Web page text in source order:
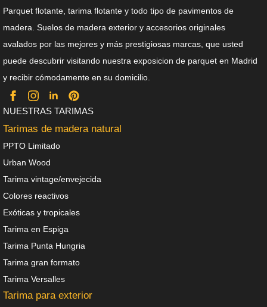
Parquet flotante, tarima flotante y todo tipo de pavimentos de
madera. Suelos de madera exterior y accesorios originales
avalados por las mejores y más prestigiosas marcas, que usted
puede descubrir visitando nuestra exposicion de parquet en Madrid
y recibir cómodamente en su domicilio.
NUESTRAS TARIMAS
Tarimas de madera natural
PPTO Limitado
Urban Wood
Tarima vintage/envejecida
Colores reactivos
Exóticas y tropicales
Tarima en Espiga
Tarima Punta Hungria
Tarima gran formato
Tarima Versalles
Tarima para exterior